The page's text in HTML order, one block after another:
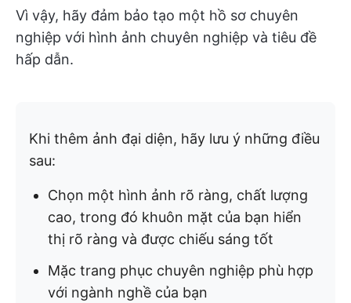
Vì vậy, hãy đảm bảo tạo một hồ sơ chuyên
nghiệp với hình ảnh chuyên nghiệp và tiêu đề
hấp dẫn.
Khi thêm ảnh đại diện, hãy lưu ý những điều
sau:
Chọn một hình ảnh rõ ràng, chất lượng
cao, trong đó khuôn mặt của bạn hiển
thị rõ ràng và được chiếu sáng tốt
Mặc trang phục chuyên nghiệp phù hợp
với ngành nghề của bạn